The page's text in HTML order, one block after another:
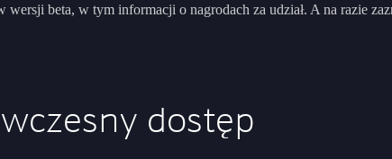
wersji beta, w tym informacji o nagrodach za udział. A na razie
dostęp